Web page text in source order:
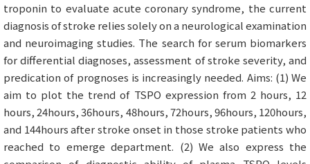
troponin to evaluate acute coronary syndrome, the current
diagnosis of stroke relies solely on a neurological examination
and neuroimaging studies. The search for serum biomarkers
for differential diagnoses, assessment of stroke severity, and
predication of prognoses is increasingly needed. Aims: (1) We
aim to plot the trend of TSPO expression from 2 hours, 12
hours, 24hours, 36hours, 48hours, 72hours, 96hours, 120hours,
and 144hours after stroke onset in those stroke patients who
reached to emerge department. (2) We also express the